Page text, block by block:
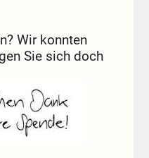
Wir konnten
Sie sich doch